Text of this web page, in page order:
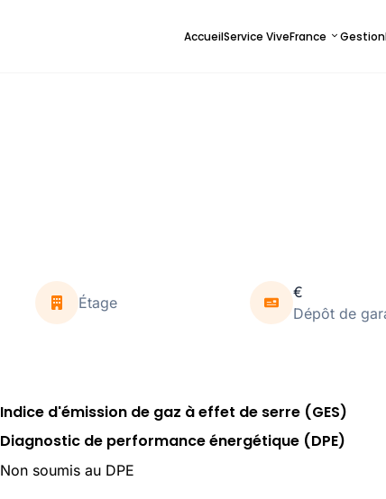
AccueilService ViveFrance Gestion
Étage
€
Dépôt de
Indice d'émission de gaz à effet de serre (GES)
Diagnostic de performance énergétique (DPE)
Non soumis au DPE